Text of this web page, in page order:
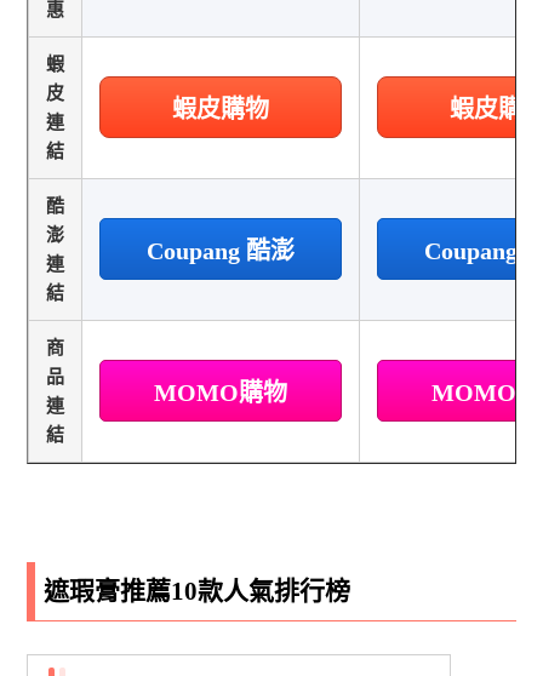
惠
蝦
皮
連
結
蝦皮購物 蝦皮購
酷
澎
連
結
Coupang 酷澎 Coupang
商
品
連
結
MOMO購物 MOMO
遮瑕膏推薦10款人氣排行榜